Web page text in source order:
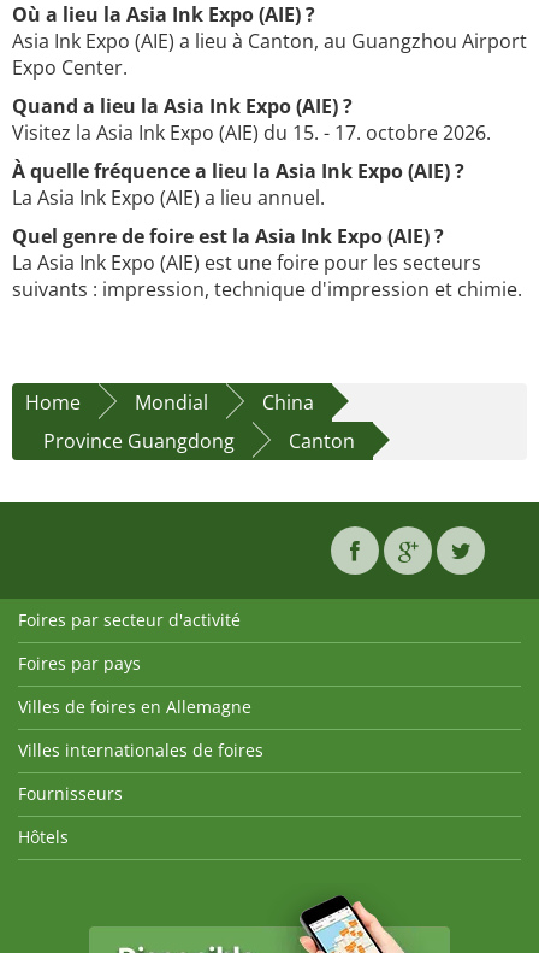
Où a lieu la Asia Ink Expo (AIE) ?
Asia Ink Expo (AIE) a lieu à Canton, au Guangzhou Airport
Expo Center.
Quand a lieu la Asia Ink Expo (AIE) ?
Visitez la Asia Ink Expo (AIE) du 15. - 17. octobre 2026.
À quelle fréquence a lieu la Asia Ink Expo (AIE) ?
La Asia Ink Expo (AIE) a lieu annuel.
Quel genre de foire est la Asia Ink Expo (AIE) ?
La Asia Ink Expo (AIE) est une foire pour les secteurs
suivants : impression, technique d'impression et chimie.
Home Mondial
China
Province Guangdong
Canton
Foires par secteur d'activité
Foires par pays
Villes de foires en Allemagne
Villes internationales de foires
Fournisseurs
Hôtels